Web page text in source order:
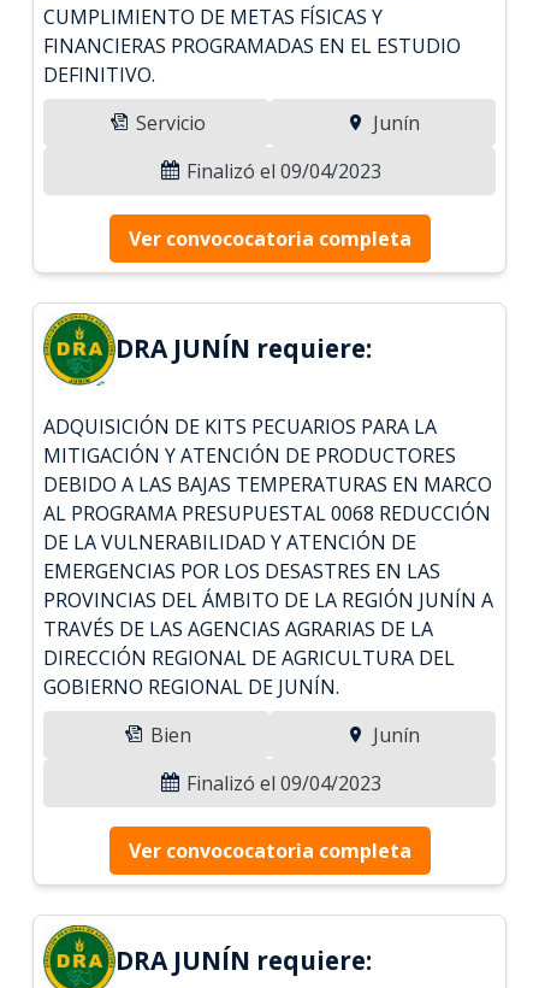
CUMPLIMIENTO DE METAS FÍSICAS Y
FINANCIERAS PROGRAMADAS EN EL ESTUDIO
DEFINITIVO.
Servicio
Junín
Finalizó el 09/04/2023
Ver convococatoria completa
DRA JUNÍN requiere:
ADQUISICIÓN DE KITS PECUARIOS PARA LA
MITIGACIÓN Y ATENCIÓN DE PRODUCTORES
DEBIDO A LAS BAJAS TEMPERATURAS EN MARCO
AL PROGRAMA PRESUPUESTAL 0068 REDUCCIÓN
DE LA VULNERABILIDAD Y ATENCIÓN DE
EMERGENCIAS POR LOS DESASTRES EN LAS
PROVINCIAS DEL ÁMBITO DE LA REGIÓN JUNÍN A
TRAVÉS DE LAS AGENCIAS AGRARIAS DE LA
DIRECCIÓN REGIONAL DE AGRICULTURA DEL
GOBIERNO REGIONAL DE JUNÍN.
Bien
Junín
Finalizó el 09/04/2023
Ver convococatoria completa
DRA JUNÍN requiere: